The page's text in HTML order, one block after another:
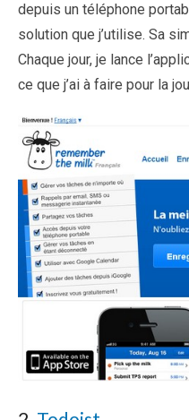
depuis un téléphone
solution que j’utilise. Sa
Chaque jour, je lance
ce que j’ai à faire pour la